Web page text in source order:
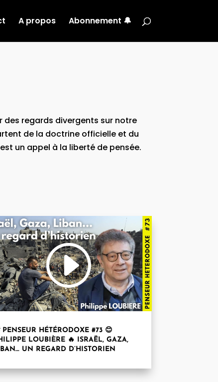
A propos Abonnement 🔔
des regards divergents sur notre
de la doctrine officielle et du
un appel à la liberté de pensée.
PENSEUR HÉTÉRODOXE #73 😊
LOUBIÈRE 🔥 ISRAËL, GAZA,
UN REGARD D’HISTORIEN